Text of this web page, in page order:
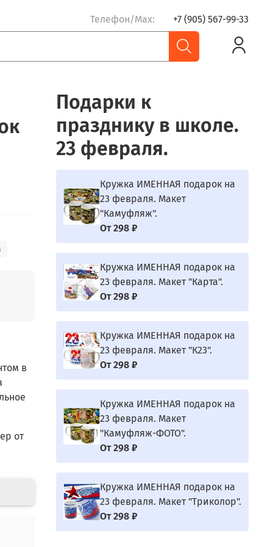
Телефон/Max: +7 (905) 567-99-33
в
от
Подарки к
празднику в школе.
23 февраля.
Кружка ИМЕННАЯ подарок на
23 февраля. Макет
"Камуфляж".
От 298 ₽
Кружка ИМЕННАЯ подарок на
23 февраля. Макет "Карта".
От 298 ₽
Кружка ИМЕННАЯ подарок на
23 февраля. Макет "К23".
От 298 ₽
Кружка ИМЕННАЯ подарок на
23 февраля. Макет
"Камуфляж-ФОТО".
От 298 ₽
Кружка ИМЕННАЯ подарок на
23 февраля. Макет "Триколор".
От 298 ₽